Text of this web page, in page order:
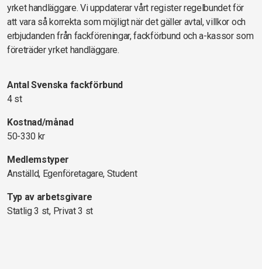
yrket handläggare. Vi uppdaterar vårt register regelbundet för
att vara så korrekta som möjligt när det gäller avtal, villkor och
erbjudanden från fackföreningar, fackförbund och a-kassor som
företräder yrket handläggare.
Antal Svenska fackförbund
4 st
Kostnad/månad
50-330 kr
Medlemstyper
Anställd, Egenföretagare, Student
Typ av arbetsgivare
Statlig 3 st, Privat 3 st